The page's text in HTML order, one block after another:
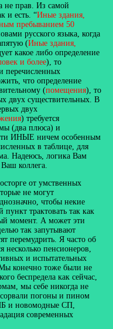
не прав. Из самой
и есть. “Иные здания,
пребыванием 50
русского языка, когда
(Иные здания,
какое либо определение
и более), то
перечисленных
что определение
(помещения), то
двух существительных. В
двух
) требуется
(два плюса) и
ИНЫЕ ничем особенным
в таблице, для
Надеюсь, логика Вам
коллега.
от умственных
не могут
чтобы некие
трактовать так как
момент. А может эти
так запутывают
перемудрить. Я часто об
пенсионеров,
и испытательных
конечно тоже были не
беспредела как сейчас,
мы себе никогда не
погоны и пином
и новомодные СП,
современных